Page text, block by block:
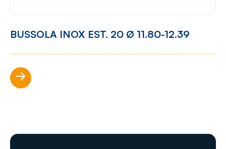
BUSSOLA INOX EST. 20 Ø 11.80-12.39
Scopri di più